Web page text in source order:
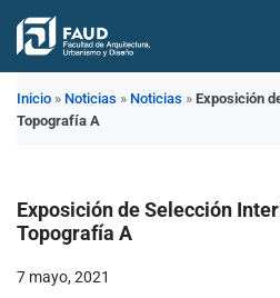
Saltar
contenido
Inicio » Noticias » Noticias » Exposición
Topografía A
Exposición de Selección
Topografía A
7 mayo, 2021